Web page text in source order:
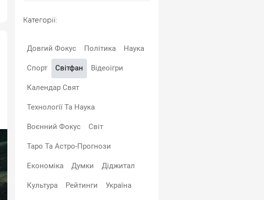
Категорії:
Довгий Фокус Політика Наука
Спорт Світфан Відеоігри
Календар Свят
Технології Та Наука
Воєнний Фокус Світ
Таро Та Астро-Прогнози
Економіка Думки Діджитал
Культура Рейтинги Україна